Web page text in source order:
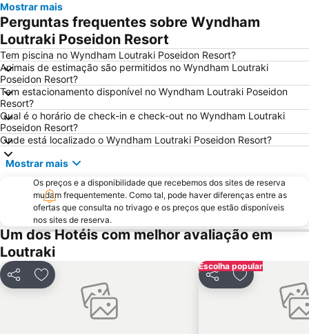
Mostrar mais
Perguntas frequentes sobre Wyndham
Loutraki Poseidon Resort
Tem piscina no Wyndham Loutraki Poseidon Resort?
Animais de estimação são permitidos no Wyndham Loutraki
Poseidon Resort?
Tem estacionamento disponível no Wyndham Loutraki Poseidon
Resort?
Qual é o horário de check-in e check-out no Wyndham Loutraki
Poseidon Resort?
Onde está localizado o Wyndham Loutraki Poseidon Resort?
Mostrar mais
Os preços e a disponibilidade que recebemos dos sites de reserva
mudam frequentemente. Como tal, pode haver diferenças entre as
ofertas que consulta no trivago e os preços que estão disponíveis
nos sites de reserva.
Um dos Hotéis com melhor avaliação em
Loutraki
PartilharAdicionar aos favoritos
Escolha popular
PartilharAdicionar